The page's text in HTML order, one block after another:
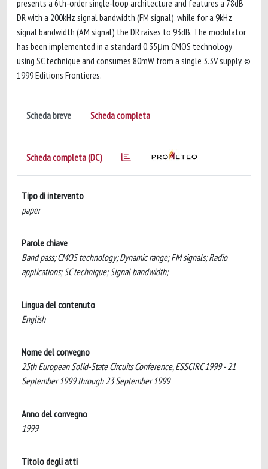
presents a 6th-order single-loop architecture and features a 78dB
DR with a 200kHz signal bandwidth (FM signal), while for a 9kHz
signal bandwidth (AM signal) the DR raises to 93dB. The modulator
has been implemented in a standard 0.35μm CMOS technology
using SC technique and consumes 80mW from a single 3.3V supply. ©
1999 Editions Frontieres.
Scheda breve Scheda completa
Scheda completa (DC)
Tipo di intervento
paper
Parole chiave
Band pass; CMOS technology; Dynamic range; FM signals; Radio
applications; SC technique; Signal bandwidth;
Lingua del contenuto
English
Nome del convegno
25th European Solid-State Circuits Conference, ESSCIRC 1999 - 21
September 1999 through 23 September 1999
Anno del convegno
1999
Titolo degli atti